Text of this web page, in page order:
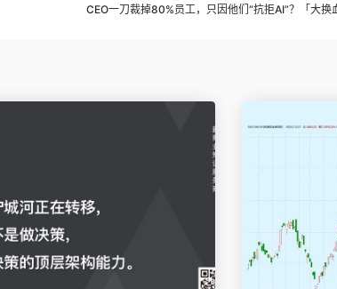
CEO一刀裁掉80%员工，只因他们“抗拒AI”？「大